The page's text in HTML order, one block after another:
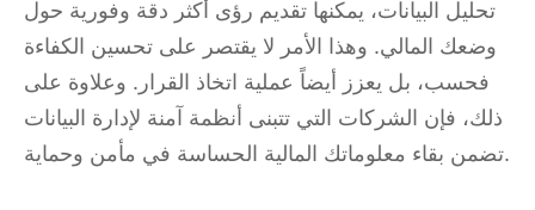
تحليل البيانات، يمكنها تقديم رؤى أكثر دقة وفورية حول
وضعك المالي. وهذا الأمر لا يقتصر على تحسين الكفاءة
فحسب، بل يعزز أيضاً عملية اتخاذ القرار. وعلاوة على
ذلك، فإن الشركات التي تتبنى أنظمة آمنة لإدارة البيانات
تضمن بقاء معلوماتك المالية الحساسة في مأمن وحماية.